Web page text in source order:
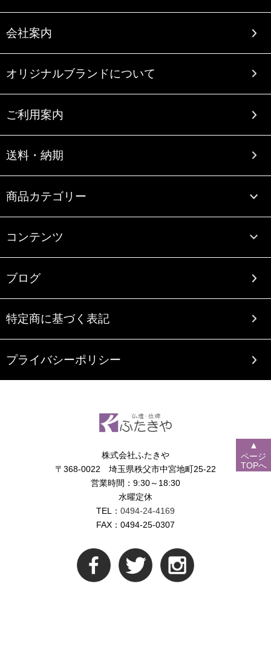
会社案内
オリジナルブランドについて
ご利用案内
送料・納期
商品カテゴリー
コンテンツ
ブログ
特定商に基づく表記
プライバシーポリシー
株式会社ふたきや
〒368-0022 埼玉県秩父市中宮地町25-22
営業時間：9:30～18:30
水曜定休
TEL： 0494-24-4169
FAX：0494-25-0307
▲
ページ
TOPへ